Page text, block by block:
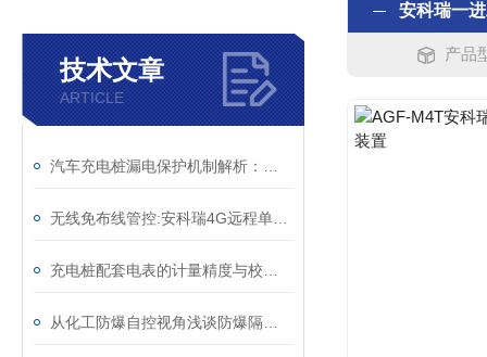
技术文章
ARTICLE
安科瑞一
产品